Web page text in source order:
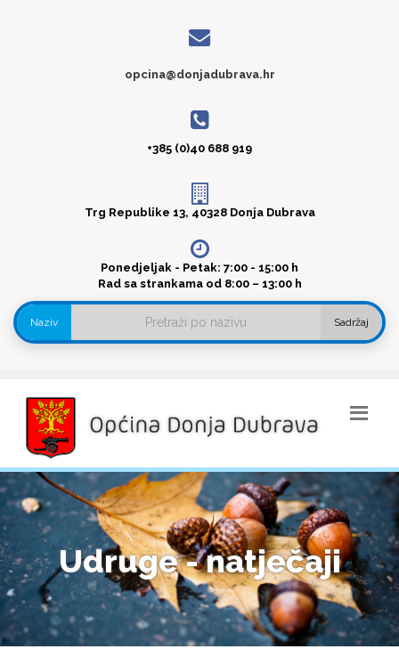
opcina@donjadubrava.hr
+385 (0)40 688 919
Trg Republike 13, 40328 Donja Dubrava
Ponedjeljak - Petak: 7:00 - 15:00 h
Rad sa strankama od 8:00 – 13:00 h
Naziv Sadržaj
Udruge - natječaji